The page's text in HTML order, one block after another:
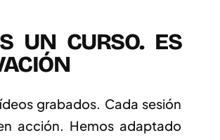
UN CURSO. ES
grabados. Cada sesión
acción. Hemos adaptado